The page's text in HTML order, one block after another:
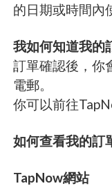
的日期或時間內
我如何知道我的
訂單確認後，你
電郵。
你可以前往
如何查看我的訂
TapNow網站